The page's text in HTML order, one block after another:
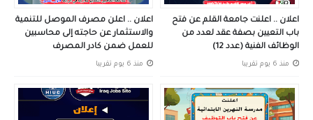
اعلان .. اعلنت جامعة القلم عن فتح
باب التعيين بصفة عقد لعدد من
الوظائف الفنية (عدد 12)
منذ 6 يوم تقريبا
اعلان .. اعلن مصرف الموصل للتنمية
والاستثمار عن حاجته إلى محاسبين
للعمل ضمن كادر المصرف
منذ 6 يوم تقريبا